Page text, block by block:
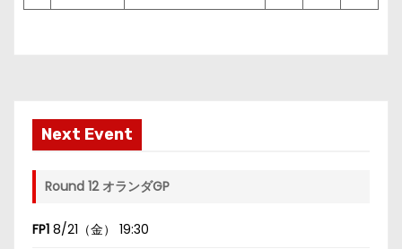
Next Event
Round 12 オランダGP
FP1 8/21（金） 19:30